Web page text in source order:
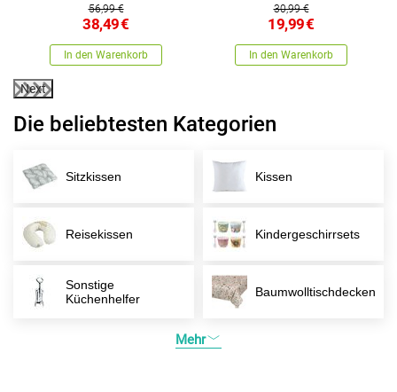
56,99 €
38,49€
In den Warenkorb
30,99 €
19,99€
In den Warenkorb
Next
Die beliebtesten Kategorien
Sitzkissen Kissen
Reisekissen Kindergeschirrsets
Sonstige
Küchenhelfer
Baumwolltischdecken
Mehr